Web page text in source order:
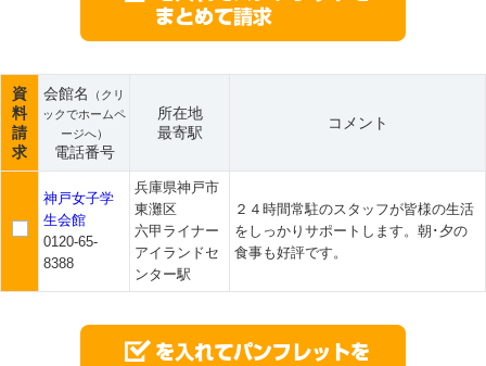
資
料
請
求
会館名
（クリ
ックでホームペ
ージへ）
電話番号
所在地
最寄駅
コメント
神戸女子学
生会館
0120-65-
8388
兵庫県神戸市
東灘区
六甲ライナー
アイランドセ
ンター駅
２４時間常駐のスタッフが皆様の生活
をしっかりサポートします。朝･夕の
食事も好評です。